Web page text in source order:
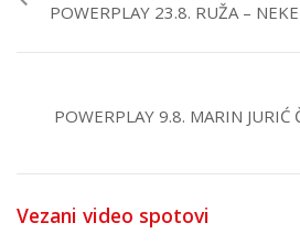
POWERPLAY 23.8. RUŽA –
POWERPLAY 9.8. MARIN JURIĆ
Vezani video spotovi